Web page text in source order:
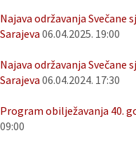
Najava održavanja Svečane
Sarajeva 06.04.2025. 19:00
Najava održavanja Svečane
Sarajeva 06.04.2024. 17:30
Program obilježavanja 40.
09:00